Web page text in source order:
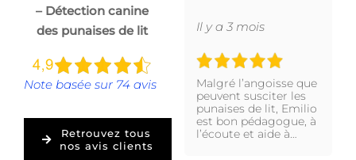
– Détection canine
des punaises de lit
Note basée sur 74 avis
Retrouvez tous
nos avis clients
Il y a 3 mois
Malgré l’angoisse que
peuvent susciter les
punaises de lit, Emilio
est bon pédagogue, à
l’écoute et aide à…